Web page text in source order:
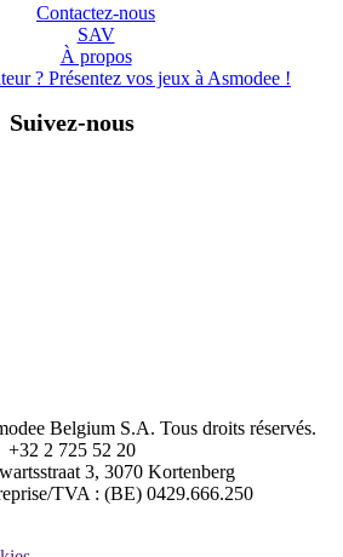
Contactez-nous
SAV
À propos
? Présentez vos jeux à Asmodee !
Suivez-nous
Belgium S.A. Tous droits réservés.
+32 2 725 52 20
3, 3070 Kortenberg
TVA : (BE) 0429.666.250